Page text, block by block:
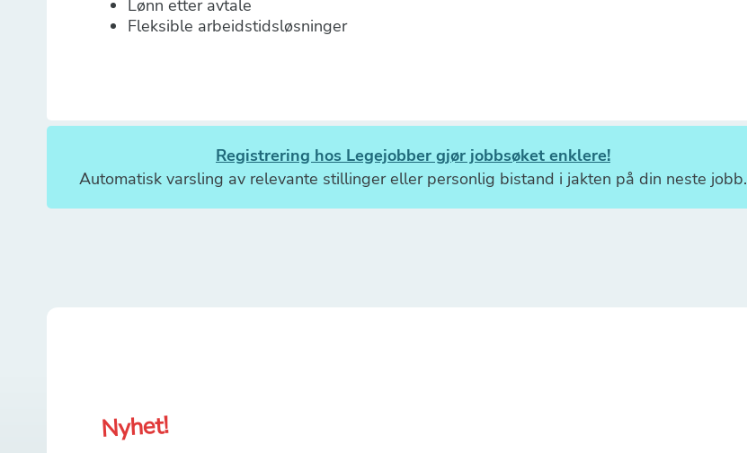
Lønn etter avtale
Fleksible arbeidstidsløsninger
Registrering hos Legejobber gjør jobbsøket enklere!
Automatisk varsling av relevante stillinger eller personlig bistand i jakten på din neste jobb.
Nyhet!